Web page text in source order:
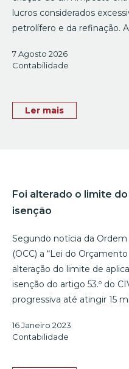
lucros considerados
petrolífero e da refinação.
7 Agosto 2026
Contabilidade
Ler mais
Foi alterado o limite
isenção
Segundo notícia da
(OCC) a “Lei do
alteração do limite de
isenção do artigo 53.º do
progressiva até atingir 15
16 Janeiro 2023
Contabilidade